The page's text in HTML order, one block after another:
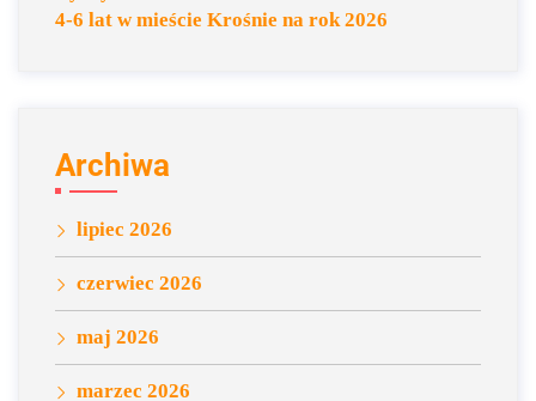
4-6 lat w mieście Krośnie na rok 2026
Archiwa
lipiec 2026
czerwiec 2026
maj 2026
marzec 2026